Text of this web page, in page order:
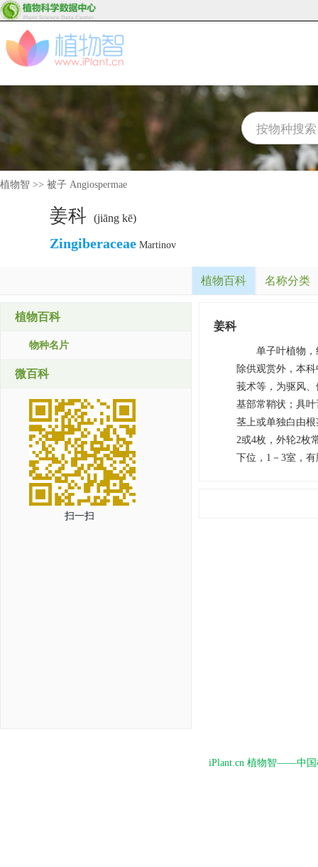
植物智 >> 被子 Angiospermae
姜科 (jiāng kē)
Zingiberaceae Martinov
植物百科 名称分类
植物百科
物种名片
微百科
扫一扫
姜科
单子叶植物，
除供观赏外，本
莪术等，为驱风
基部常鞘状；具
茎上或单独白由
2或4枚，外轮2枚
下位，1－3室，
iPlant.cn 植物智——中国